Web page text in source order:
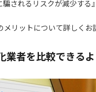
されるリスクが減少する』
リットについて詳しくお
業者を比較できる